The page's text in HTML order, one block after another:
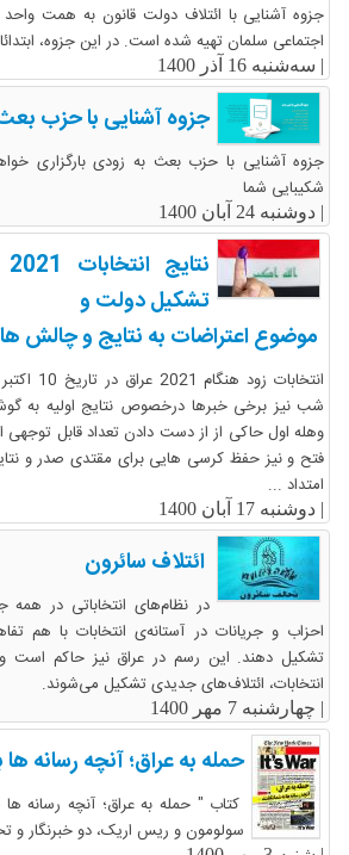
جزوه آشنایی با ائتلاف دولت قانون به همت
اجتماعی سلمان تهیه شده است. در این جزوه،
| سه‌شنبه 16 آذر 1400
جزوه آشنایی با حزب
جزوه آشنایی با حزب بعث به زودی بارگزاری
شکیبایی شما
| دوشنبه 24 آبان 1400
تشکیل دولت و
موضوع اعتراضات به نتایج و چالش
انتخابات
شب نیز برخی خبرها درخصوص نتایج اولیه به
وهله اول حاکی از از دست دادن تعداد قابل توجهی
فتح و نیز حفظ کرسی هایی برای مقتدی صدر و
امتداد ...
| دوشنبه 17 آبان 1400
ائتلاف سائرون
در نظام‌های انتخاباتی در
احزاب و جریانات در آستانه‌ی انتخابات با هم
انتخابات، ائتلاف‌های جدیدی تشکیل می‌شوند.
| چهارشنبه 7 مهر 1400
حمله به عراق؛ آنچه رسانه ها
کتاب " حمله به عراق؛ آنچه رسانه
سولومون و ریس اریک، دو خبرنگار و